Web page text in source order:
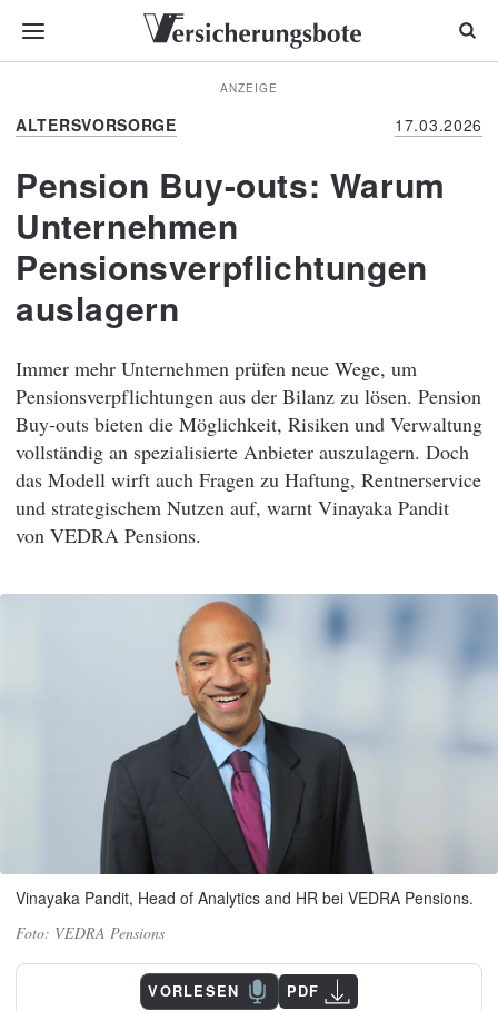
ANZEIGE
ALTERSVORSORGE 17.03.2026
Pension Buy-outs: Warum
Unternehmen
Pensionsverpflichtungen
auslagern
Immer mehr Unternehmen prüfen neue Wege, um
Pensionsverpflichtungen aus der Bilanz zu lösen. Pension
Buy-outs bieten die Möglichkeit, Risiken und Verwaltung
vollständig an spezialisierte Anbieter auszulagern. Doch
das Modell wirft auch Fragen zu Haftung, Rentnerservice
und strategischem Nutzen auf, warnt Vinayaka Pandit
von VEDRA Pensions.
Vinayaka Pandit, Head of Analytics and HR bei VEDRA Pensions.
VEDRA Pensions
VORLESEN PDF